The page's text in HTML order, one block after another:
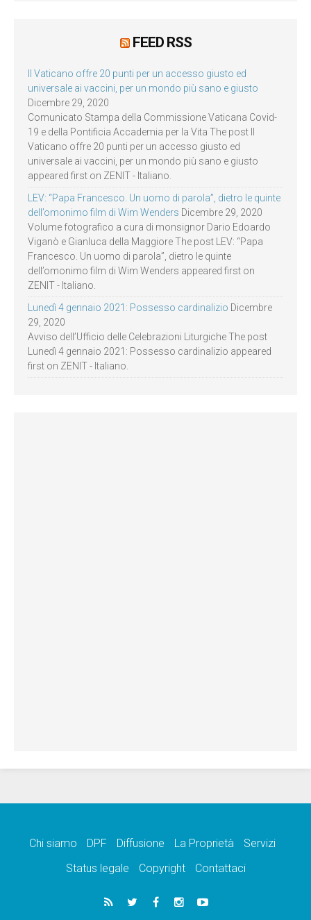
FEED RSS
Il Vaticano offre 20 punti per un accesso giusto ed
universale ai vaccini, per un mondo più sano e giusto
Dicembre 29, 2020
Comunicato Stampa della Commissione Vaticana Covid-
19 e della Pontificia Accademia per la Vita The post Il
Vaticano offre 20 punti per un accesso giusto ed
universale ai vaccini, per un mondo più sano e giusto
appeared first on ZENIT - Italiano.
LEV: “Papa Francesco. Un uomo di parola”, dietro le quinte
dell’omonimo film di Wim Wenders Dicembre 29, 2020
Volume fotografico a cura di monsignor Dario Edoardo
Viganò e Gianluca della Maggiore The post LEV: “Papa
Francesco. Un uomo di parola”, dietro le quinte
dell’omonimo film di Wim Wenders appeared first on
ZENIT - Italiano.
Lunedì 4 gennaio 2021: Possesso cardinalizio Dicembre
29, 2020
Avviso dell’Ufficio delle Celebrazioni Liturgiche The post
Lunedì 4 gennaio 2021: Possesso cardinalizio appeared
first on ZENIT - Italiano.
Chi siamo DPF Diffusione La Proprietà
Servizi
Status legale
Copyright Contattaci